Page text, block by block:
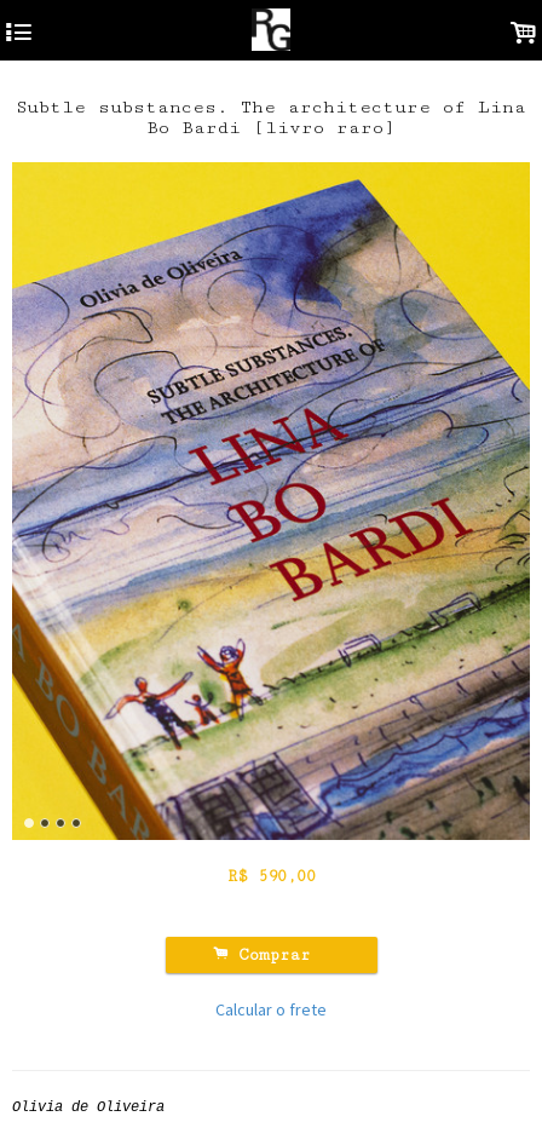
4 .
Subtle substances. The architecture of Lina
Bo Bardi [livro raro]
R$ 590,00
. Comprar
Calcular o frete
Olivia de Oliveira